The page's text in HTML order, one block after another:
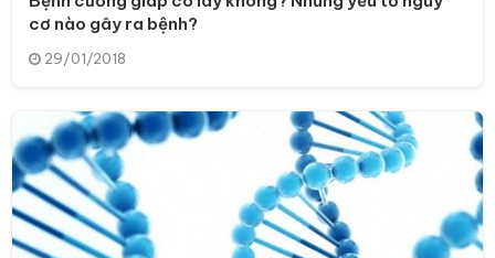
cơ nào gây ra bệnh?
29/01/2018